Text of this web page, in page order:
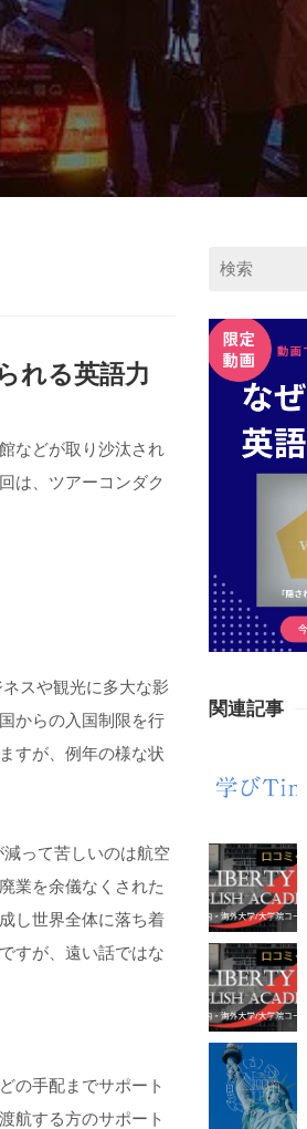
れる英語力
などが取り沙汰され
は、ツアーコンダク
スや観光に多大な影
からの入国制限を行
すが、例年の様な状
って苦しいのは航空
業を余儀なくされた
し世界全体に落ち着
すが、遠い話ではな
の手配までサポート
航する方のサポート
関連記事